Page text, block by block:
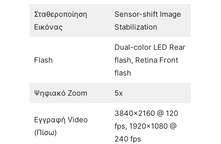
Σταθεροποίηση
Εικόνας
Sensor-shift Image
Stabilization
Flash
Dual-color LED Rear
flash, Retina Front
flash
Ψηφιακό Zoom 5x
Εγγραφή Video
(Πίσω)
3840×2160 @ 120
fps, 1920×1080 @
240 fps